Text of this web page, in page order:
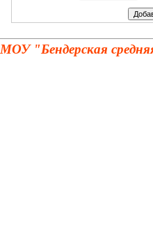
МОУ "Бендерская